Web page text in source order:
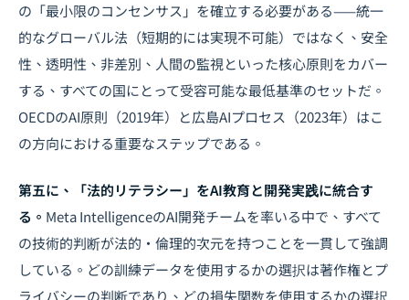
の「最小限のコンセンサス」を確立する必要がある——統一
的なグローバル法（短期的には実現不可能）ではなく、安全
性、透明性、非差別、人間の監視といった核心原則をカバー
する、すべての国にとって受容可能な最低基準のセットだ。
OECDのAI原則（2019年）と広島AIプロセス（2023年）はこ
の方向における重要なステップである。
第五に、「法的リテラシー」をAI教育と開発実践に統合す
る。 Meta IntelligenceのAI開発チームを率いる中で、すべて
の技術的判断が法的・倫理的次元を持つことを一貫して強調
している。どの訓練データを使用するかの選択は著作権とプ
ライバシーの判断であり、どの損失関数を使用するかの選択